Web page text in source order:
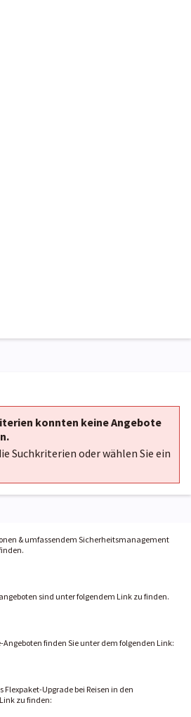
konnten keine Angebote
Suchkriterien oder wählen Sie ein
& umfassendem Sicherheitsmanagement
sind unter folgendem Link zu finden.
Angeboten finden Sie unter dem folgenden Link:
Flexpaket-Upgrade bei Reisen in den
zu finden: